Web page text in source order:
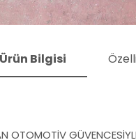
Ürün Bilgisi
OTOMOTİV